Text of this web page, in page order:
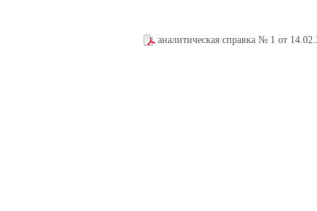
аналитическая справка № 1 от